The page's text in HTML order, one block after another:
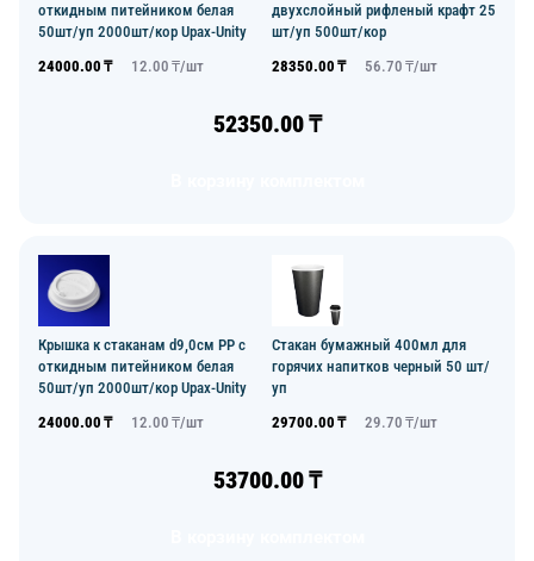
откидным питейником белая
50шт/уп 2000шт/кор Upax-Unity
24000.00 ₸ 12.00 ₸/шт
двухслойный рифленый крафт 25
шт/уп 500шт/кор
28350.00 ₸ 56.70 ₸/шт
52350.00₸
Крышка к стаканам d9,0см PP с
откидным питейником белая
50шт/уп 2000шт/кор Upax-Unity
24000.00 ₸ 12.00 ₸/шт
Стакан бумажный 400мл для
горячих напитков черный 50 шт/
уп
29700.00 ₸ 29.70 ₸/шт
53700.00₸